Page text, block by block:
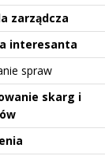
zarządcza
interesanta
spraw
skarg i